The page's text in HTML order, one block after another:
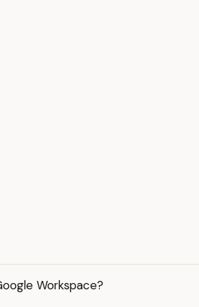
Workspace?